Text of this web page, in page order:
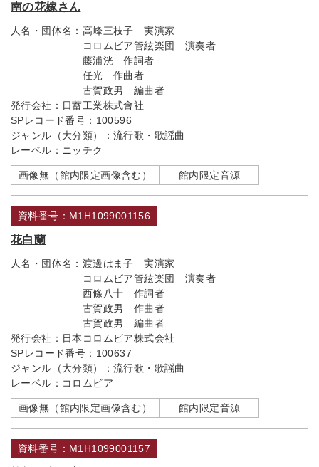
南の花嫁さん
人名・団体名： 高峰三枝子 実演家
コロムビア管絃楽団 演奏者
藤浦洸 作詞者
任光 作曲者
古賀政男 編曲者
発行会社： 日蓄工業株式會社
SPレコード番号： 100596
ジャンル（大分類）： 流行歌・歌謡曲
レーベル： ニッチク
画像無（館内限定画像含む） 館内限定音源
資料番号：M1H1099001156
花白蘭
人名・団体名： 渡邊はま子 実演家
コロムビア管絃楽団 演奏者
西條八十 作詞者
古賀政男 作曲者
古賀政男 編曲者
発行会社： 日本コロムビア株式会社
SPレコード番号： 100637
ジャンル（大分類）： 流行歌・歌謡曲
レーベル： コロムビア
画像無（館内限定画像含む） 館内限定音源
資料番号：M1H1099001157